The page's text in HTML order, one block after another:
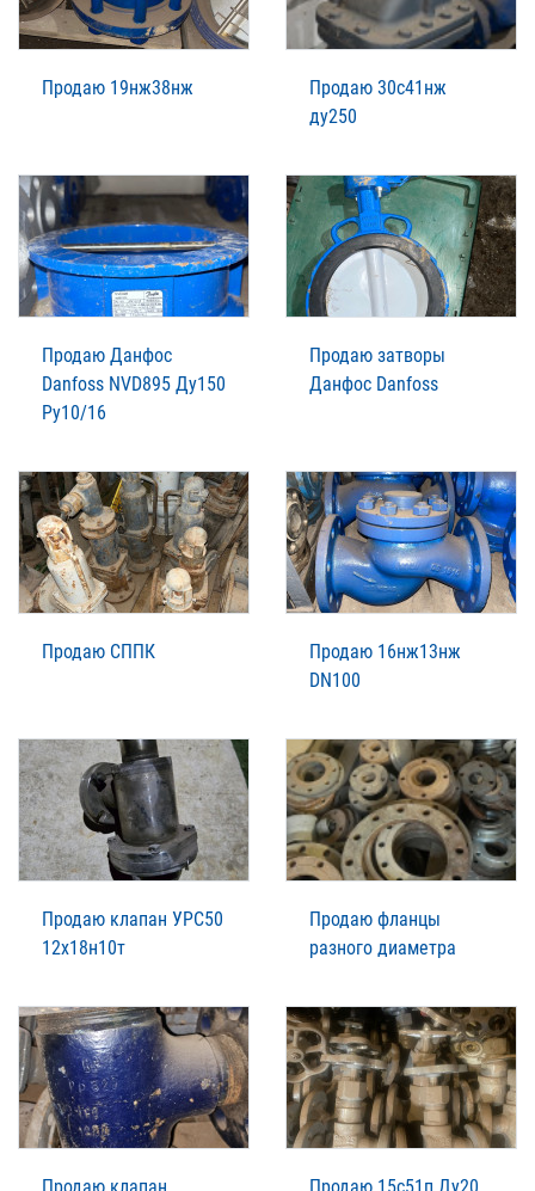
Продаю 19нж38нж
Продаю 30с41нж
ду250
Продаю Данфос
Danfoss NVD895 Ду150
Ру10/16
Продаю затворы
Данфос Danfoss
Продаю СППК
Продаю 16нж13нж
DN100
Продаю клапан УРС50
12х18н10т
Продаю фланцы
разного диаметра